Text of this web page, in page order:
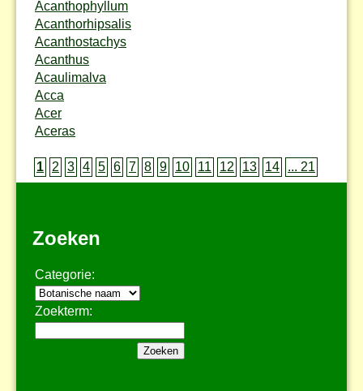
Acanthophyllum
Acanthorhipsalis
Acanthostachys
Acanthus
Acaulimalva
Acca
Acer
Aceras
1 2 3 4 5 6 7 8 9 10 11 12 13 14 ... 21
Zoeken
Categorie:
Zoekterm: